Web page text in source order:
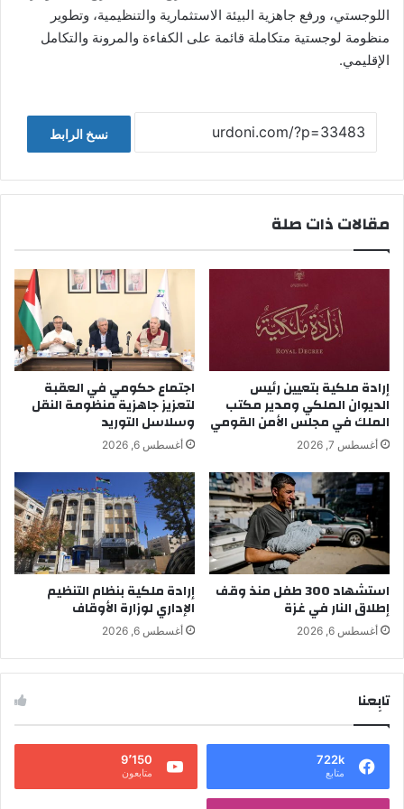
اللوجستي، ورفع جاهزية البيئة الاستثمارية والتنظيمية، وتطوير
منظومة لوجستية متكاملة قائمة على الكفاءة والمرونة والتكامل
الإقليمي.
نسخ الرابط
مقالات ذات صلة
إرادة ملكية بتعيين رئيس
الديوان الملكي ومدير مكتب
الملك في مجلس الأمن القومي
أغسطس 7, 2026
اجتماع حكومي في العقبة
لتعزيز جاهزية منظومة النقل
وسلاسل التوريد
أغسطس 6, 2026
استشهاد 300 طفل منذ وقف
إطلاق النار في غزة
أغسطس 6, 2026
إرادة ملكية بنظام التنظيم
الإداري لوزارة الأوقاف
أغسطس 6, 2026
تابِعنا
722k
متابع
9٬150
متابعون